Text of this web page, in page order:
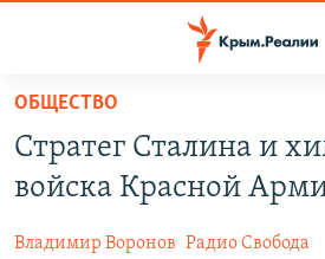
Вернуться
основному
содержанию
СПЕЦПРОЕКТЫ
КАРТА ВОЕННЫХ ОБЪЕКТОВ КРЫМА
ИСТОРИЯ
ОБЩЕСТВО
Стратег Сталина и
войска Красной
Владимир Воронов Радио Свобода